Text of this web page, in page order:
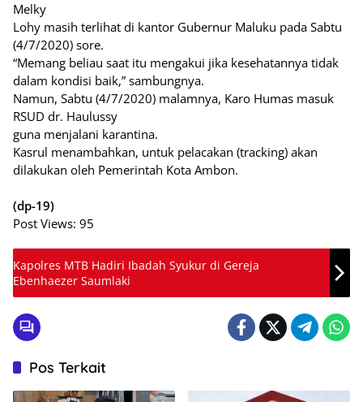
Melky
Lohy masih terlihat di kantor Gubernur Maluku pada Sabtu
(4/7/2020) sore.
“Memang beliau saat itu mengakui jika kesehatannya tidak
dalam kondisi baik,” sambungnya.
Namun, Sabtu (4/7/2020) malamnya, Karo Humas masuk
RSUD dr. Haulussy
guna menjalani karantina.
Kasrul menambahkan, untuk pelacakan (tracking) akan
dilakukan oleh Pemerintah Kota Ambon.
(dp-19)
Post Views: 95
Kapolres MTB Hadiri Ibadah Syukur di Gereja
Ebenhaezer Saumlaki
Pos Terkait